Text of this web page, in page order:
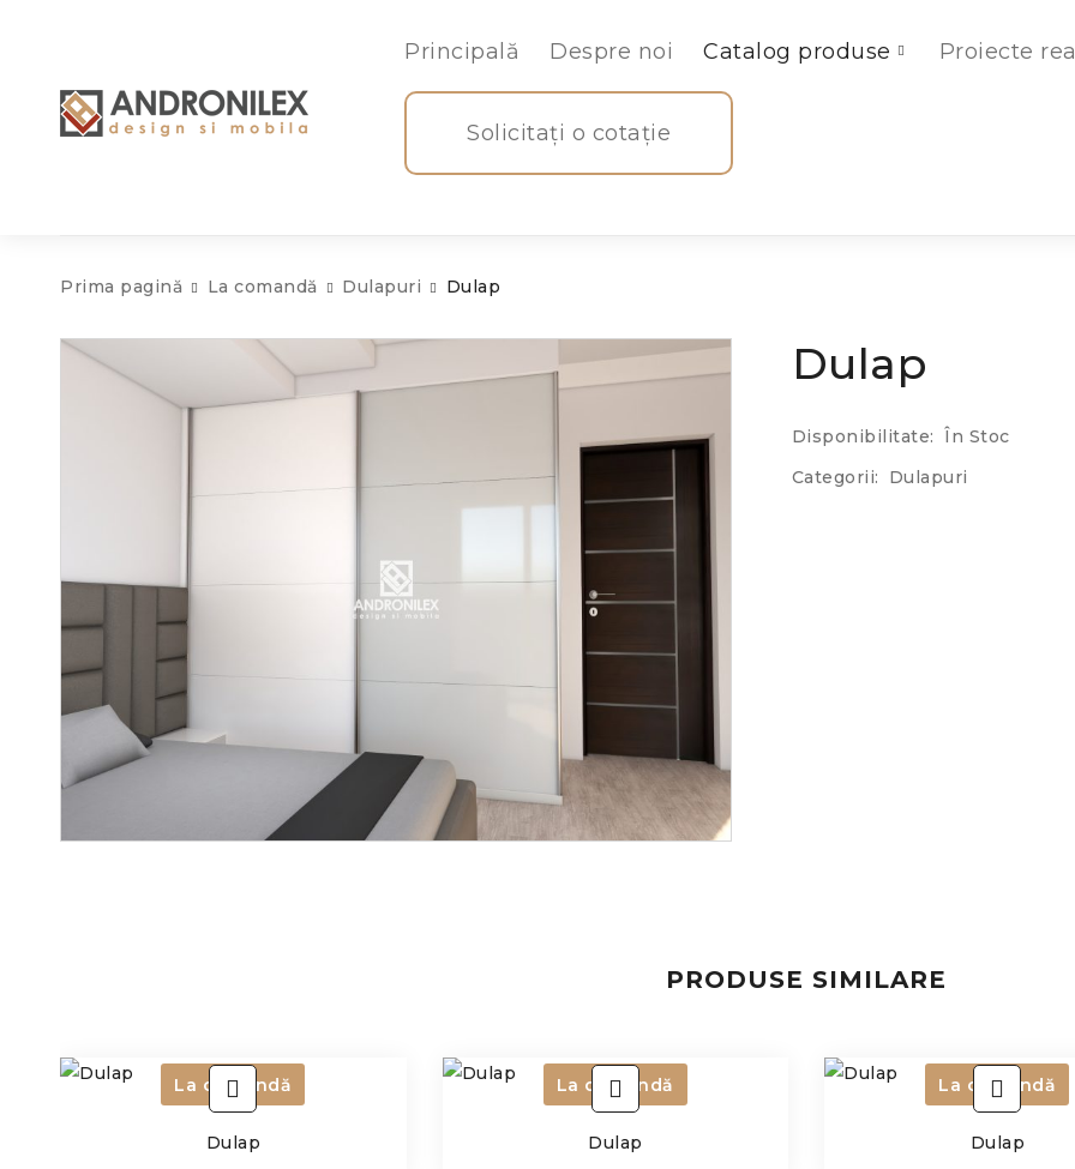
Principală Despre noi Catalog produse Proiecte
Solicitați o cotație
Prima pagină La comandă Dulapuri Dulap
Dulap
Disponibilitate: În Stoc
Categorii:
Dulapuri
PRODUSE SIMILARE
La comandă
Dulap
La comandă
Dulap
La comandă
Dulap